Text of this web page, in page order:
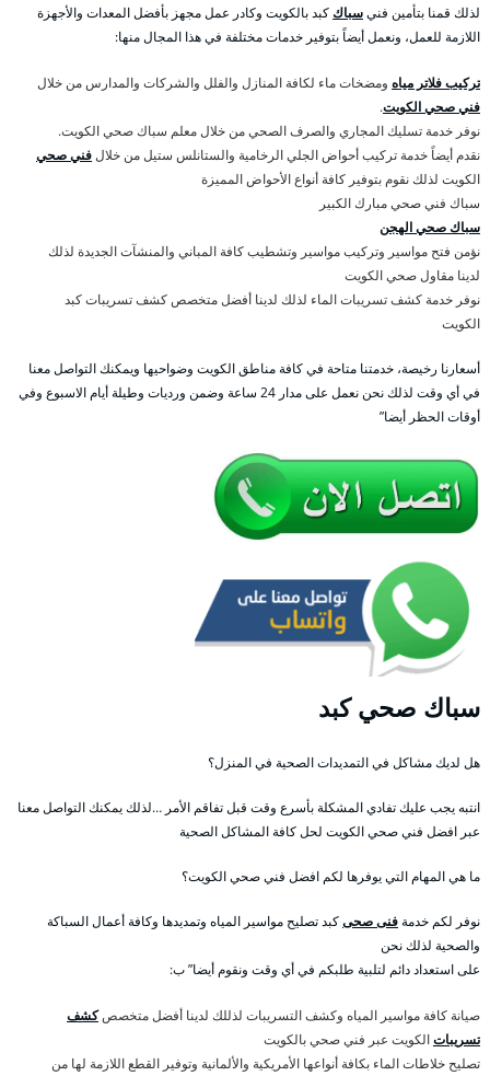
لذلك قمنا بتأمين فنيسباك كبد بالكويت وكادر عمل مجهز بأفضل المعدات والأجهزة
اللازمة للعمل، ونعمل أيضاً بتوفير خدمات مختلفة في هذا المجال منها:
تركيب فلاتر مياه ومضخات ماء لكافة المنازل والفلل والشركات والمدارس من خلال
فني صحي الكويت.
نوفر خدمة تسليك المجاري والصرف الصحي من خلال معلم سباك صحي الكويت.
نقدم أيضاً خدمة تركيب أحواض الجلي الرخامية والستانلس ستيل من خلالفني صحي
الكويت لذلك نقوم بتوفير كافة أنواع الأحواض المميزة
سباك فني صحي مبارك الكبير
سباك صحي الهجن
نؤمن فتح مواسير وتركيب مواسير وتشطيب كافة المباني والمنشآت الجديدة لذلك
لدينا مقاول صحي الكويت
نوفر خدمة كشف تسريبات الماء لذلك لدينا أفضل متخصص كشف تسريبات كبد
الكويت
أسعارنا رخيصة، خدمتنا متاحة في كافة مناطق الكويت وضواحيها ويمكنك التواصل معنا
في أي وقت لذلك نحن نعمل على مدار 24 ساعة وضمن ورديات وطيلة أيام الاسبوع وفي
أوقات الحظر أيضا”
سباك صحي كبد
هل لديك مشاكل في التمديدات الصحية في المنزل؟
انتبه يجب عليك تفادي المشكلة بأسرع وقت قبل تفاقم الأمر …لذلك يمكنك التواصل معنا
عبر افضل فني صحي الكويت لحل كافة المشاكل الصحية
ما هي المهام التي يوفرها لكم افضل فني صحي الكويت؟
نوفر لكم خدمةفنى صحىكبد تصليح مواسير المياه وتمديدها وكافة أعمال السباكة
والصحية لذلك نحن
على استعداد دائم لتلبية طلبكم في أي وقت ونقوم أيضا” ب:
صيانة كافة مواسير المياه وكشف التسريبات لذللك لدينا أفضل متخصصكشف
تسريباتالكويت عبر فني صحي بالكويت
تصليح خلاطات الماء بكافة أنواعها الأمريكية والألمانية وتوفير القطع اللازمة لها من